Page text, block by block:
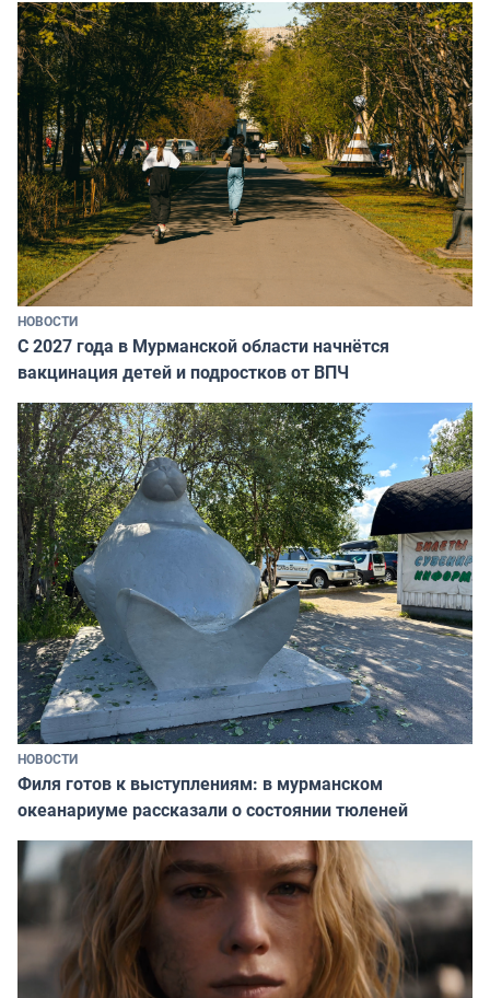
НОВОСТИ
С 2027 года в Мурманской области начнётся
вакцинация детей и подростков от ВПЧ
НОВОСТИ
Филя готов к выступлениям: в мурманском
океанариуме рассказали о состоянии тюленей